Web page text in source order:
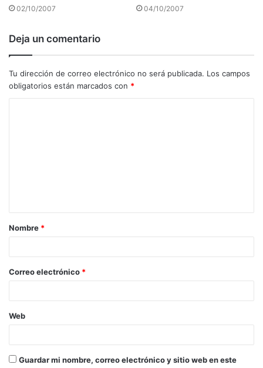
02/10/2007 04/10/2007
Deja un comentario
Tu dirección de correo electrónico no será publicada. Los campos
obligatorios están marcados con *
a
r
*
Nombre *
Correo electrónico *
Web
Guardar mi nombre, correo electrónico y sitio web en este